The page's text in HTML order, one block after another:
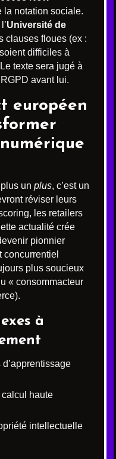
la notation sociale.
Université de
clauses floues (ex :
difficiles à
texte sera jugé à
avant lui.
européen
un plus, c’est un
réviser leurs
les retailers
actualité crée
pionnier
concurrentiel
plus soucieux
« consommacteur
à
calcul haute
intellectuelle